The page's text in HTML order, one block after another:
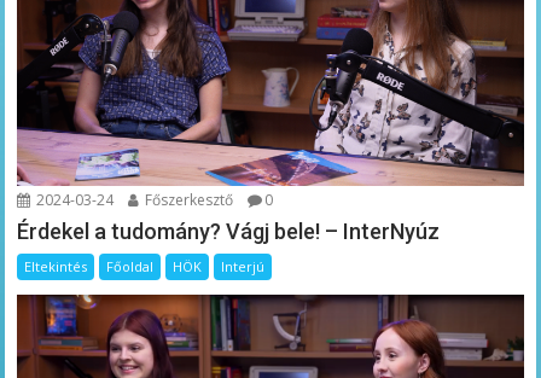
2024-03-24 Főszerkesztő 0
Érdekel a tudomány? Vágj bele! – InterNyúz
Eltekintés Főoldal HÖK Interjú